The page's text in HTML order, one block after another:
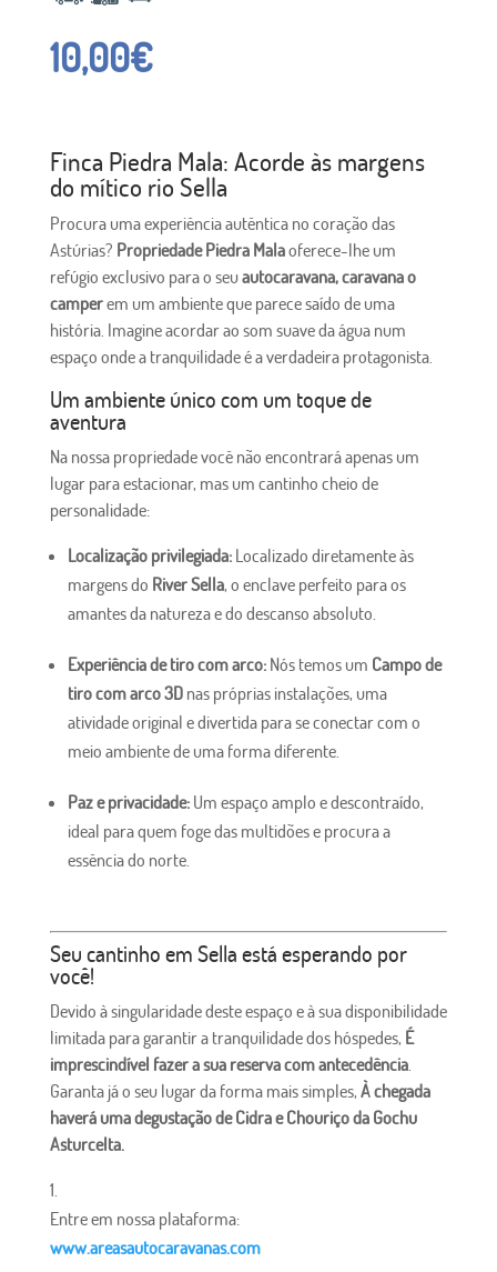
10,00€
Finca Piedra Mala: Acorde às margens
do mítico rio Sella
Procura uma experiência autêntica no coração das
Astúrias? Propriedade Piedra Malaoferece-lhe um
refúgio exclusivo para o seuautocaravana, caravana o
camperem um ambiente que parece saído de uma
história. Imagine acordar ao som suave da água num
espaço onde a tranquilidade é a verdadeira protagonista.
Um ambiente único com um toque de
aventura
Na nossa propriedade você não encontrará apenas um
lugar para estacionar, mas um cantinho cheio de
personalidade:
Localização privilegiada:Localizado diretamente às
margens do River Sella, o enclave perfeito para os
amantes da natureza e do descanso absoluto.
Experiência de tiro com arco:Nós temos um Campo de
tiro com arco 3Dnas próprias instalações, uma
atividade original e divertida para se conectar com o
meio ambiente de uma forma diferente.
Paz e privacidade:Um espaço amplo e descontraído,
ideal para quem foge das multidões e procura a
essência do norte.
Seu cantinho em Sella está esperando por
você!
Devido à singularidade deste espaço e à sua disponibilidade
limitada para garantir a tranquilidade dos hóspedes, É
imprescindível fazer a sua reserva com antecedência.
Garanta já o seu lugar da forma mais simples, À chegada
haverá uma degustação de Cidra e Chouriço da Gochu
Asturcelta.
Entre em nossa plataforma:
www.areasautocaravanas.com